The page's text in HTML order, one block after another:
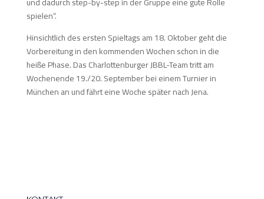
spielen“.
Hinsichtlich des ersten Spieltags am 18. Oktober geht die
Vorbereitung in den kommenden Wochen schon in die
heiße Phase. Das Charlottenburger JBBL-Team tritt am
Wochenende 19./20. September bei einem Turnier in
München an und fährt eine Woche später nach Jena.